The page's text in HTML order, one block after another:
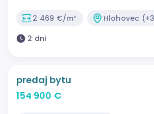
2 469 €/m²
Hlohovec
2 dni
predaj bytu
154 900 €